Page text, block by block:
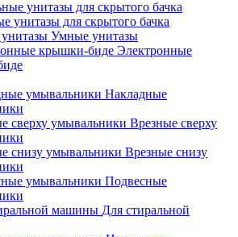
унитазы для скрытого бачка
Умные унитазы
Электронные
Накладные
Врезные сверху
Врезные снизу
Подвесные
Для стиральной